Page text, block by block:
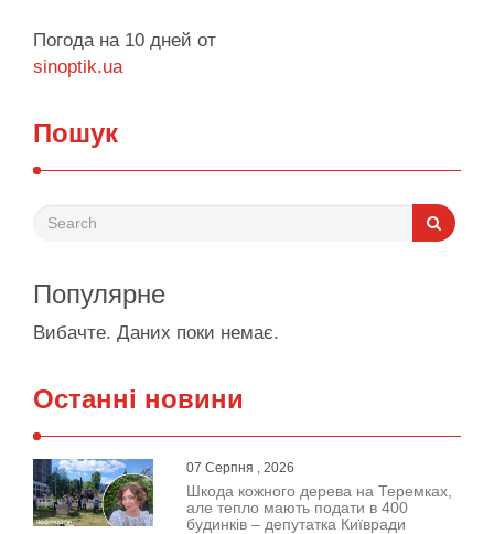
Погода на 10 дней от
sinoptik.ua
Пошук
Популярне
Вибачте. Даних поки немає.
Останні новини
07 Серпня , 2026
Шкода кожного дерева на Теремках,
але тепло мають подати в 400
будинків – депутатка Київради